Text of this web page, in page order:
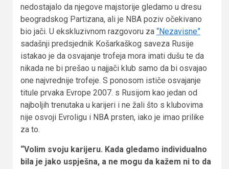
nedostajalo da njegove majstorije gledamo u dresu
beogradskog Partizana, ali je NBA poziv očekivano
bio jači. U ekskluzivnom razgovoru za “Nezavisne”
sadašnji predsjednik Košarkaškog saveza Rusije
istakao je da osvajanje trofeja mora imati dušu te da
nikada ne bi prešao u najjači klub samo da bi osvajao
one najvrednije trofeje. S ponosom ističe osvajanje
titule prvaka Evrope 2007. s Rusijom kao jedan od
najboljih trenutaka u karijeri i ne žali što s klubovima
nije osvoji Evroligu i NBA prsten, iako je imao prilike
za to.
“Volim svoju karijeru. Kada gledamo individualno
bila je jako uspješna, a ne mogu da kažem ni to da